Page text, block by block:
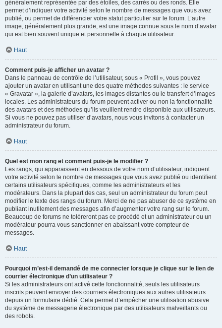
généralement représentée par des étoiles, des carrés ou des ronds. Elle
permet d’indiquer votre activité selon le nombre de messages que vous avez
publié, ou permet de différencier votre statut particulier sur le forum. L’autre
image, généralement plus grande, est une image connue sous le nom d’avatar
qui est bien souvent unique et personnelle à chaque utilisateur.
Haut
Comment puis-je afficher un avatar ?
Dans le panneau de contrôle de l’utilisateur, sous « Profil », vous pouvez
ajouter un avatar en utilisant une des quatre méthodes suivantes : le service
« Gravatar », la galerie d’avatars, les images distantes ou le transfert d’images
locales. Les administrateurs du forum peuvent activer ou non la fonctionnalité
des avatars et des méthodes qu’ils veuillent rendre disponible aux utilisateurs.
Si vous ne pouvez pas utiliser d’avatars, nous vous invitons à contacter un
administrateur du forum.
Haut
Quel est mon rang et comment puis-je le modifier ?
Les rangs, qui apparaissent en dessous de votre nom d’utilisateur, indiquent
votre activité selon le nombre de messages que vous avez publié ou identifient
certains utilisateurs spécifiques, comme les administrateurs et les
modérateurs. Dans la plupart des cas, seul un administrateur du forum peut
modifier le texte des rangs du forum. Merci de ne pas abuser de ce système en
publiant inutilement des messages afin d’augmenter votre rang sur le forum.
Beaucoup de forums ne toléreront pas ce procédé et un administrateur ou un
modérateur pourra vous sanctionner en abaissant votre compteur de
messages.
Haut
Pourquoi m’est-il demandé de me connecter lorsque je clique sur le lien de
courrier électronique d’un utilisateur ?
Si les administrateurs ont activé cette fonctionnalité, seuls les utilisateurs
inscrits peuvent envoyer des courriers électroniques aux autres utilisateurs
depuis un formulaire dédié. Cela permet d’empêcher une utilisation abusive
du système de messagerie électronique par des utilisateurs malveillants ou
des robots.